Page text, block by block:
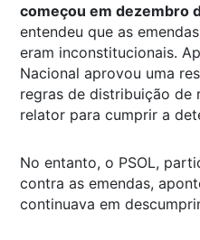
começou em dezembro
entendeu que as
eram inconstitucionais.
Nacional aprovou uma
regras de distribuição de
relator para cumprir a
No entanto, o PSOL,
contra as emendas,
continuava em